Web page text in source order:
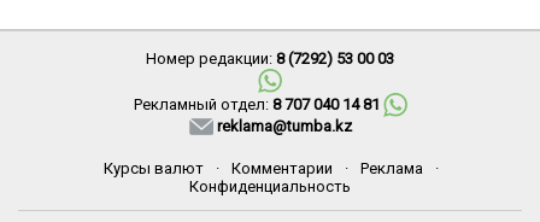
Номер редакции: 8 (7292) 53 00 03
Рекламный отдел: 8 707 040 14 81
reklama@tumba.kz
Курсы валют · Комментарии · Реклама
·
Конфиденциальность